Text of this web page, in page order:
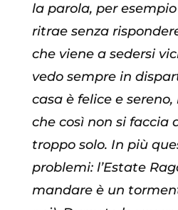
la parola, per
ritrae senza
che viene a sedersi
vedo sempre in
casa è felice e
che così non si faccia
troppo solo. In più
problemi: l’Estate
mandare è un